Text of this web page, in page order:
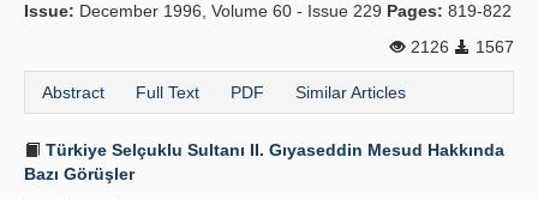
Issue: December 1996, Volume 60 - Issue 229 Pages: 819-822
2126
1567
Abstract Full Text PDF Similar Articles
Türkiye Selçuklu Sultanı II. Gıyaseddin Mesud Hakkında
Bazı Görüşler